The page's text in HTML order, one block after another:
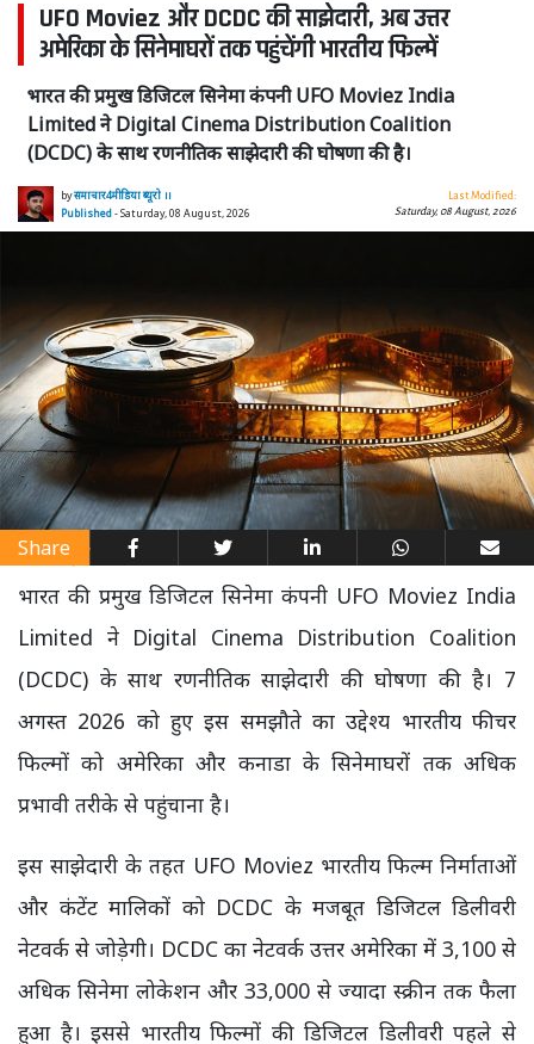
UFO Moviez और DCDC की साझेदारी, अब उत्तर
अमेरिका के सिनेमाघरों तक पहुंचेंगी भारतीय फिल्में
भारत की प्रमुख डिजिटल सिनेमा कंपनी UFO Moviez India
Limited ने Digital Cinema Distribution Coalition
(DCDC) के साथ रणनीतिक साझेदारी की घोषणा की है।
byसमाचार4मीडिया ब्यूरो ।।
Published- Saturday, 08 August, 2026
Last Modified:
Saturday, 08 August, 2026
Share
भारत की प्रमुख डिजिटल सिनेमा कंपनी UFO Moviez India
Limited ने Digital Cinema Distribution Coalition
(DCDC) के साथ रणनीतिक साझेदारी की घोषणा की है। 7
अगस्त 2026 को हुए इस समझौते का उद्देश्य भारतीय फीचर
फिल्मों को अमेरिका और कनाडा के सिनेमाघरों तक अधिक
प्रभावी तरीके से पहुंचाना है।
इस साझेदारी के तहत UFO Moviez भारतीय फिल्म निर्माताओं
और कंटेंट मालिकों को DCDC के मजबूत डिजिटल डिलीवरी
नेटवर्क से जोड़ेगी। DCDC का नेटवर्क उत्तर अमेरिका में 3,100 से
अधिक सिनेमा लोकेशन और 33,000 से ज्यादा स्क्रीन तक फैला
हुआ है। इससे भारतीय फिल्मों की डिजिटल डिलीवरी पहले से